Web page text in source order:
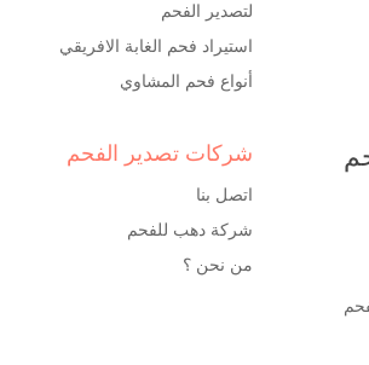
لتصدير الفحم
استيراد فحم الغابة الافريقي
أنواع فحم المشاوي
شركات تصدير الفحم
اتصل بنا
شركة دهب للفحم
من نحن ؟